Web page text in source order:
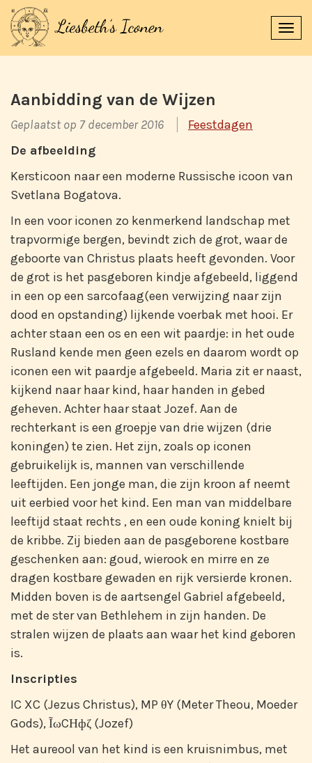
Aanbidding van de Wijzen
Geplaatst op 7 december 2016
Feestdagen
De afbeelding
Kersticoon naar een moderne Russische icoon van
Svetlana Bogatova.
In een voor iconen zo kenmerkend landschap met
trapvormige bergen, bevindt zich de grot, waar de
geboorte van Christus plaats heeft gevonden. Voor
de grot is het pasgeboren kindje afgebeeld, liggend
in een op een sarcofaag(een verwijzing naar zijn
dood en opstanding) lijkende voerbak met hooi. Er
achter staan een os en een wit paardje: in het oude
Rusland kende men geen ezels en daarom wordt op
iconen een wit paardje afgebeeld. Maria zit er naast,
kijkend naar haar kind, haar handen in gebed
geheven. Achter haar staat Jozef. Aan de
rechterkant is een groepje van drie wijzen (drie
koningen) te zien. Het zijn, zoals op iconen
gebruikelijk is, mannen van verschillende
leeftijden. Een jonge man, die zijn kroon af neemt
uit eerbied voor het kind. Een man van middelbare
leeftijd staat rechts , en een oude koning knielt bij
de kribbe. Zij bieden aan de pasgeborene kostbare
geschenken aan: goud, wierook en mirre en ze
dragen kostbare gewaden en rijk versierde kronen.
Midden boven is de aartsengel Gabriel afgebeeld,
met de ster van Bethlehem in zijn handen. De
stralen wijzen de plaats aan waar het kind geboren
is.
Inscripties
IC XC (Jezus Christus), MP θY (Meter Theou, Moeder
Gods), ĨωCΗфζ (Jozef)
Het aureool van het kind is een kruisnimbus, met